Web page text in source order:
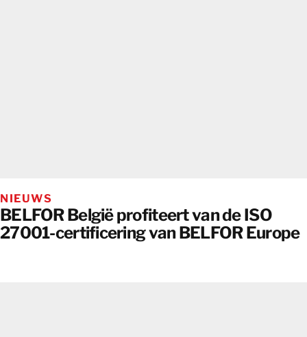
NIEUWS
BELFOR België profiteert van de ISO
27001-certificering van BELFOR Europe